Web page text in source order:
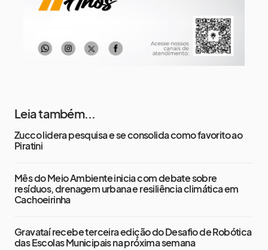
Leia também...
Zucco lidera pesquisa e se consolida como favorito ao
Piratini
Mês do Meio Ambiente inicia com debate sobre
resíduos, drenagem urbana e resiliência climática em
Cachoeirinha
Gravataí recebe terceira edição do Desafio de Robótica
das Escolas Municipais na próxima semana